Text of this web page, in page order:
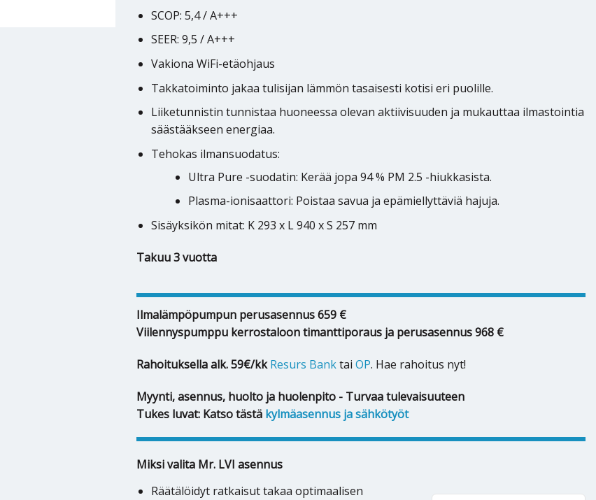
SCOP: 5,4 / A+++
SEER: 9,5 / A+++
Vakiona WiFi-etäohjaus
Takkatoiminto jakaa tulisijan lämmön tasaisesti kotisi eri puolille.
Liiketunnistin tunnistaa huoneessa olevan aktiivisuuden ja mukauttaa ilmastointia
säästääkseen energiaa.
Tehokas ilmansuodatus:
Ultra Pure -suodatin: Kerää jopa 94 % PM 2.5 -hiukkasista.
Plasma-ionisaattori: Poistaa savua ja epämiellyttäviä hajuja.
Sisäyksikön mitat: K 293 x L 940 x S 257 mm
Takuu 3 vuotta
Ilmalämpöpumpun perusasennus 659 €
Viilennyspumppu kerrostaloon timanttiporaus ja perusasennus 968 €
Rahoituksella alk. 59€/kk Resurs Banktai OP. Hae rahoitus nyt!
Myynti, asennus, huolto ja huolenpito - Turvaa tulevaisuuteen
Tukes luvat: Katso tästä kylmäasennus ja sähkötyöt
Miksi valita Mr. LVI asennus
Räätälöidyt ratkaisut takaa optimaalisen